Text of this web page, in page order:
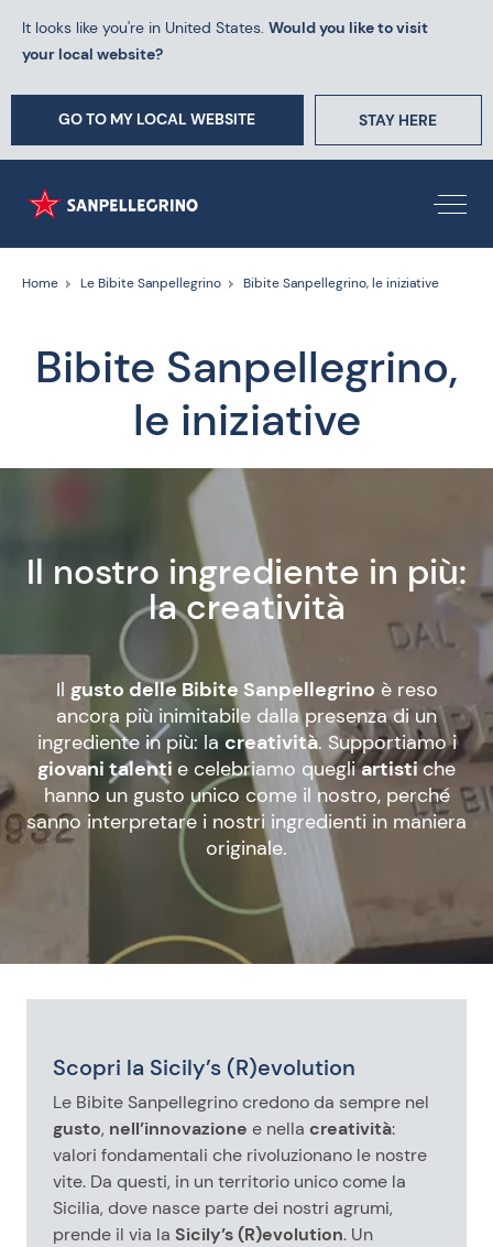
It looks like you're in United States. Would you like to visit
your local website?
GO TO MY LOCAL WEBSITE STAY HERE
Home Le Bibite Sanpellegrino Bibite Sanpellegrino, le iniziative
Bibite Sanpellegrino,
le iniziative
Il nostro ingrediente in più:
la creatività
Il gusto delle Bibite Sanpellegrino è reso
ancora più inimitabile dalla presenza di un
ingrediente in più: la creatività. Supportiamo i
giovani talenti e celebriamo quegliartistiche
hanno un gusto unico come il nostro, perché
sanno interpretare i nostri ingredienti in maniera
originale.
Scopri la Sicily’s (R)evolution
Le Bibite Sanpellegrino credono da sempre nel
gusto, nell’innovazione e nella creatività:
valori fondamentali che rivoluzionano le nostre
vite. Da questi, in un territorio unico come la
Sicilia, dove nasce parte dei nostri agrumi,
prende il via la Sicily’s (R)evolution. Un